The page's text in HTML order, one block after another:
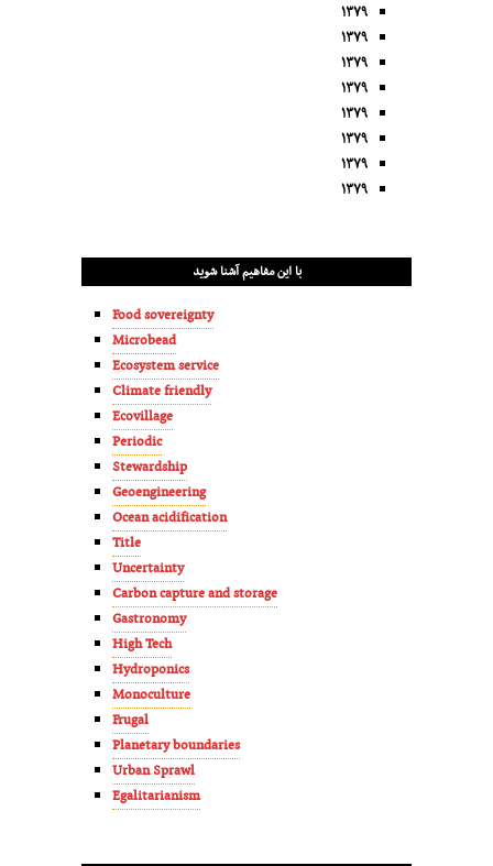
۱۳۷۹
۱۳۷۹
۱۳۷۹
۱۳۷۹
۱۳۷۹
۱۳۷۹
۱۳۷۹
۱۳۷۹
با این مفاهیم آشنا شوید
Food sovereignty
Microbead
Ecosystem service
Climate friendly
Ecovillage
Periodic
Stewardship
Geoengineering
Ocean acidification
Title
Uncertainty
Carbon capture and storage
Gastronomy
High Tech
Hydroponics
Monoculture
Frugal
Planetary boundaries
Urban Sprawl
Egalitarianism